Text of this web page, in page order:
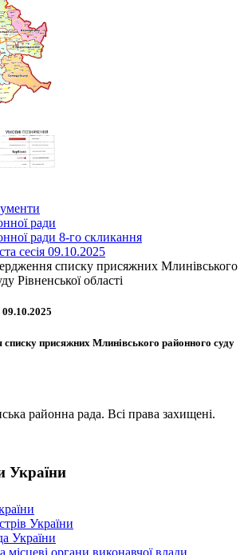
ради
ради 8-го скликання
сесія 09.10.2025
списку присяжних Млинівського
Рівненської області
присяжних Млинівського районного суду
районна рада. Всі права захищені.
України
України
України